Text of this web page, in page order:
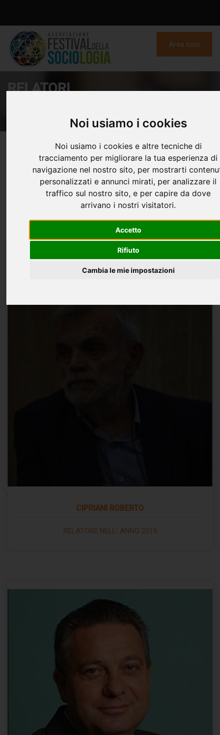
Noi usiamo i cookies
Noi usiamo i cookies e altre tecniche di
tracciamento per migliorare la tua esperienza di
navigazione nel nostro sito, per mostrarti
personalizzati e annunci mirati, per analizzare il
traffico sul nostro sito, e per capire da dove
arrivano i nostri visitatori.
Accetto
Rifiuto
Cambia le mie impostazioni
Area soci
RELATORI
FILTRA PER EDIZIONE
« 1 2 3 4 5 ... 13 »
CIPRIANI ROBERTO
RELATORE NELL' ANNO 2019